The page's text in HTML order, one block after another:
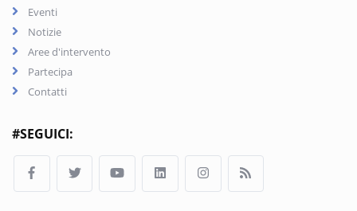
Eventi
Notizie
Aree d'intervento
Partecipa
Contatti
#SEGUICI: